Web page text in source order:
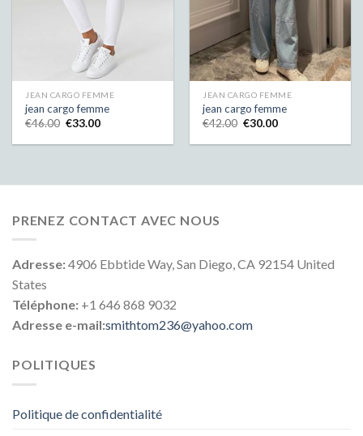
JEAN CARGO FEMME
jean cargo femme
€46.00 €33.00
JEAN CARGO FEMME
jean cargo femme
€42.00 €30.00
PRENEZ CONTACT AVEC NOUS
Adresse:4906 Ebbtide Way, San Diego, CA 92154 United
States
Téléphone: +1 646 868 9032
Adresse e-mail:smithtom236@yahoo.com
POLITIQUES
Politique de confidentialité